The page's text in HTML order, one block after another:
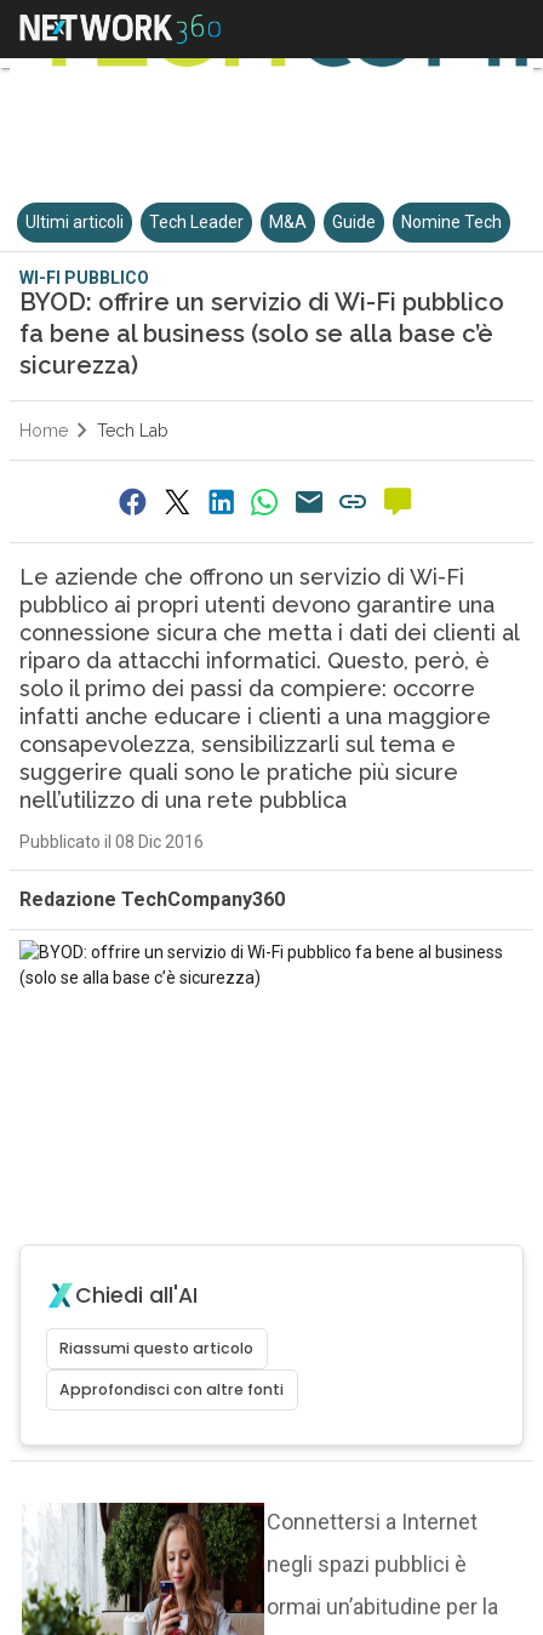
Ultimi articoli Tech Leader M&A Guide Nomine Tech
WI-FI PUBBLICO
BYOD: offrire un servizio di Wi-Fi pubblico
fa bene al business (solo se alla base c’è
sicurezza)
Home Tech Lab
Le aziende che offrono un servizio di Wi-Fi
pubblico ai propri utenti devono garantire una
connessione sicura che metta i dati dei clienti al
riparo da attacchi informatici. Questo, però, è
solo il primo dei passi da compiere: occorre
infatti anche educare i clienti a una maggiore
consapevolezza, sensibilizzarli sul tema e
suggerire quali sono le pratiche più sicure
nell’utilizzo di una rete pubblica
Pubblicato il 08 Dic 2016
Redazione TechCompany360
Chiedi all'AI
Riassumi questo articolo
Approfondisci con altre fonti
Connettersi a Internet
negli spazi pubblici è
ormai un’abitudine per la